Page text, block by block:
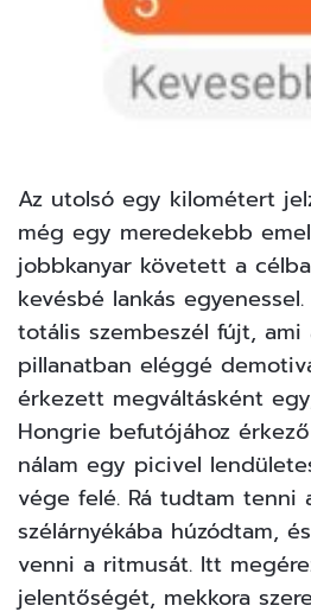
Az utolsó egy kilométert
még egy meredekebb
jobbkanyar követett a
kevésbé lankás
totális szembeszél fújt, ami
pillanatban eléggé
érkezett megváltásként
Hongrie befutójához
nálam egy picivel
vége felé. Rá tudtam tenni
szélárnyékába húzódtam,
venni a ritmusát. Itt
jelentőségét, mekkora